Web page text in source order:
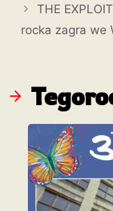
THE
rocka zagra we